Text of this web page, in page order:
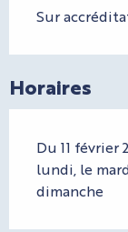
Sur
Horaires
Du 11 février
lundi, le
dimanche